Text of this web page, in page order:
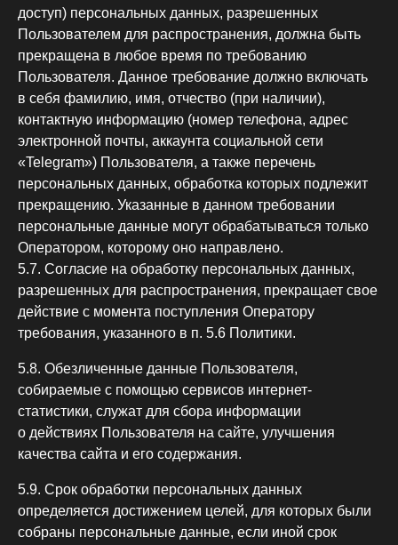
доступ) персональных данных, разрешенных
Пользователем для распространения, должна быть
прекращена в любое время по требованию
Пользователя. Данное требование должно включать
в себя фамилию, имя, отчество (при наличии),
контактную информацию (номер телефона, адрес
электронной почты, аккаунта социальной сети
«Telegram») Пользователя, а также перечень
персональных данных, обработка которых подлежит
прекращению. Указанные в данном требовании
персональные данные могут обрабатываться только
Оператором, которому оно направлено.
5.7. Согласие на обработку персональных данных,
разрешенных для распространения, прекращает свое
действие с момента поступления Оператору
требования, указанного в п. 5.6 Политики.
5.8. Обезличенные данные Пользователя,
собираемые с помощью сервисов интернет-
статистики, служат для сбора информации
о действиях Пользователя на сайте, улучшения
качества сайта и его содержания.
5.9. Срок обработки персональных данных
определяется достижением целей, для которых были
собраны персональные данные, если иной срок